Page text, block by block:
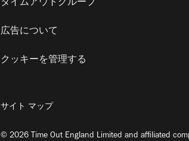
タイムアウトグループ
広告について
クッキーを管理する
サイト マップ
© 2026 Time Out England Limited and affiliated